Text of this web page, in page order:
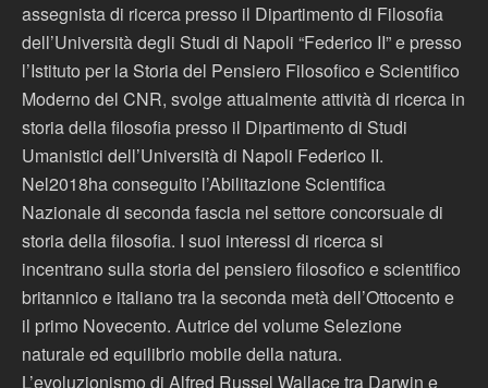
assegnista di ricerca presso il Dipartimento di Filosofia
dell’Università degli Studi di Napoli “Federico II” e presso
l’Istituto per la Storia del Pensiero Filosofico e Scientifico
Moderno del CNR, svolge attualmente attività di ricerca in
storia della filosofia presso il Dipartimento di Studi
Umanistici dell’Università di Napoli Federico II.
Nel2018ha conseguito l’Abilitazione Scientifica
Nazionale di seconda fascia nel settore concorsuale di
storia della filosofia. I suoi interessi di ricerca si
incentrano sulla storia del pensiero filosofico e scientifico
britannico e italiano tra la seconda metà dell’Ottocento e
il primo Novecento. Autrice del volume Selezione
naturale ed equilibrio mobile della natura.
L’evoluzionismo di Alfred Russel Wallace tra Darwin e